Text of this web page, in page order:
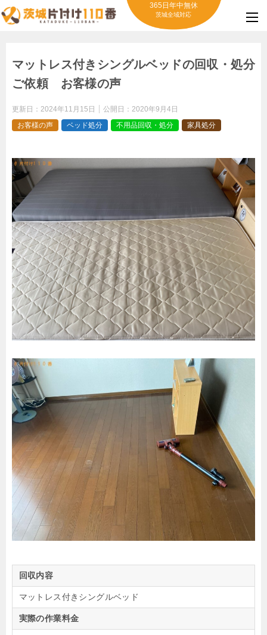
365日年中無休
茨城全域対応
マットレス付きシングルベッドの回収・処分
ご依頼 お客様の声
更新日： 2024年11月15日 公開日： 2020年9月4日
お客様の声
ベッド処分 不用品回収・処分 家具処分
回収内容
マットレス付きシングルベッド
実際の作業料金